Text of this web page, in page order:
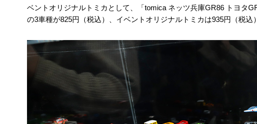
ベントオリジナルトミカとして、「tomica ネッツ兵庫GR86 トヨタ
の3車種が825円（税込）、イベントオリジナルトミカは935円（税込